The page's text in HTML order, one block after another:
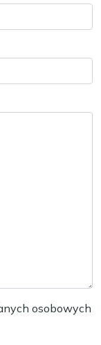
osobowych